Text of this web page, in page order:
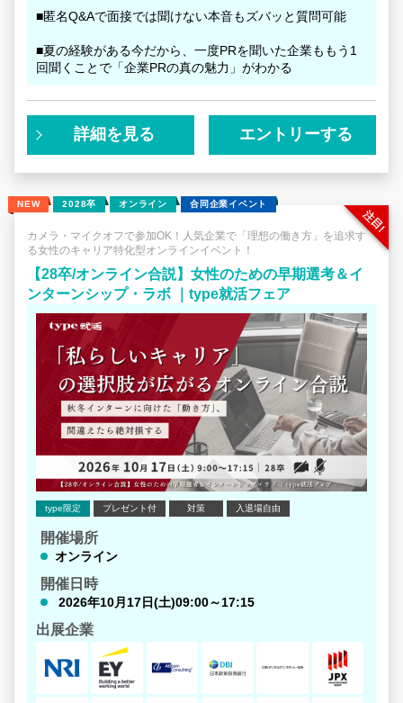
■匿名Q&Aで面接では聞けない本音もズバッと質問可能
■夏の経験がある今だから、一度PRを聞いた企業ももう1
回聞くことで「企業PRの真の魅力」がわかる
詳細を見る エントリーする
NEW 2028卒 オンライン 合同企業イベント
カメラ・マイクオフで参加OK！人気企業で「理想の働き方」を追求す
る女性のキャリア特化型オンラインイベント！
【28卒/オンライン合説】女性のための早期選考＆イ
ンターンシップ・ラボ ｜type就活フェア
type限定 プレゼント付 対策 入退場自由
開催場所
オンライン
開催日時
2026年10月17日(土)09:00～17:15
出展企業